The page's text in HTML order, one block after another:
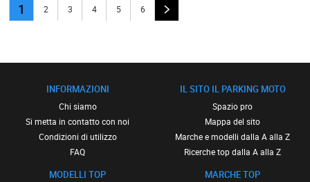
1 2 3 4 5 6
INFORMAZIONI
Chi siamo
Si metta in contatto con noi
Condizioni di utilizzo
FAQ
MODELLI TOP
IL SITO IL PARKING MOTO
Spazio pro
Mappa del sito
Marche e modelli dalla A alla Z
Ricerche top dalla A alla Z
MARCHE TOP